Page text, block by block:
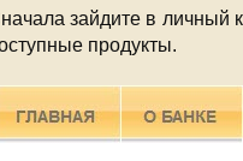
зайдите в личный
продукты.